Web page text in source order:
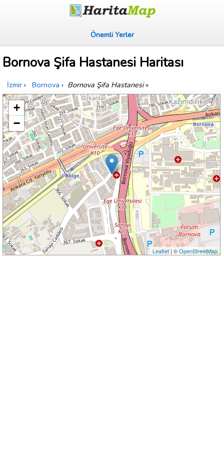
Önemli Yerler
Bornova Şifa Hastanesi Haritası
İzmir › Bornova › Bornova Şifa Hastanesi»
+
−
Leaflet| ©OpenStreetMap